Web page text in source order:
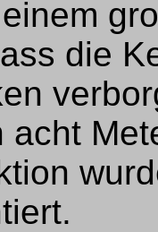
die
acht